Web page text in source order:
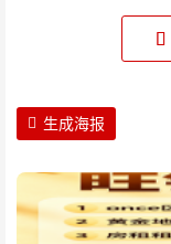
生成海报